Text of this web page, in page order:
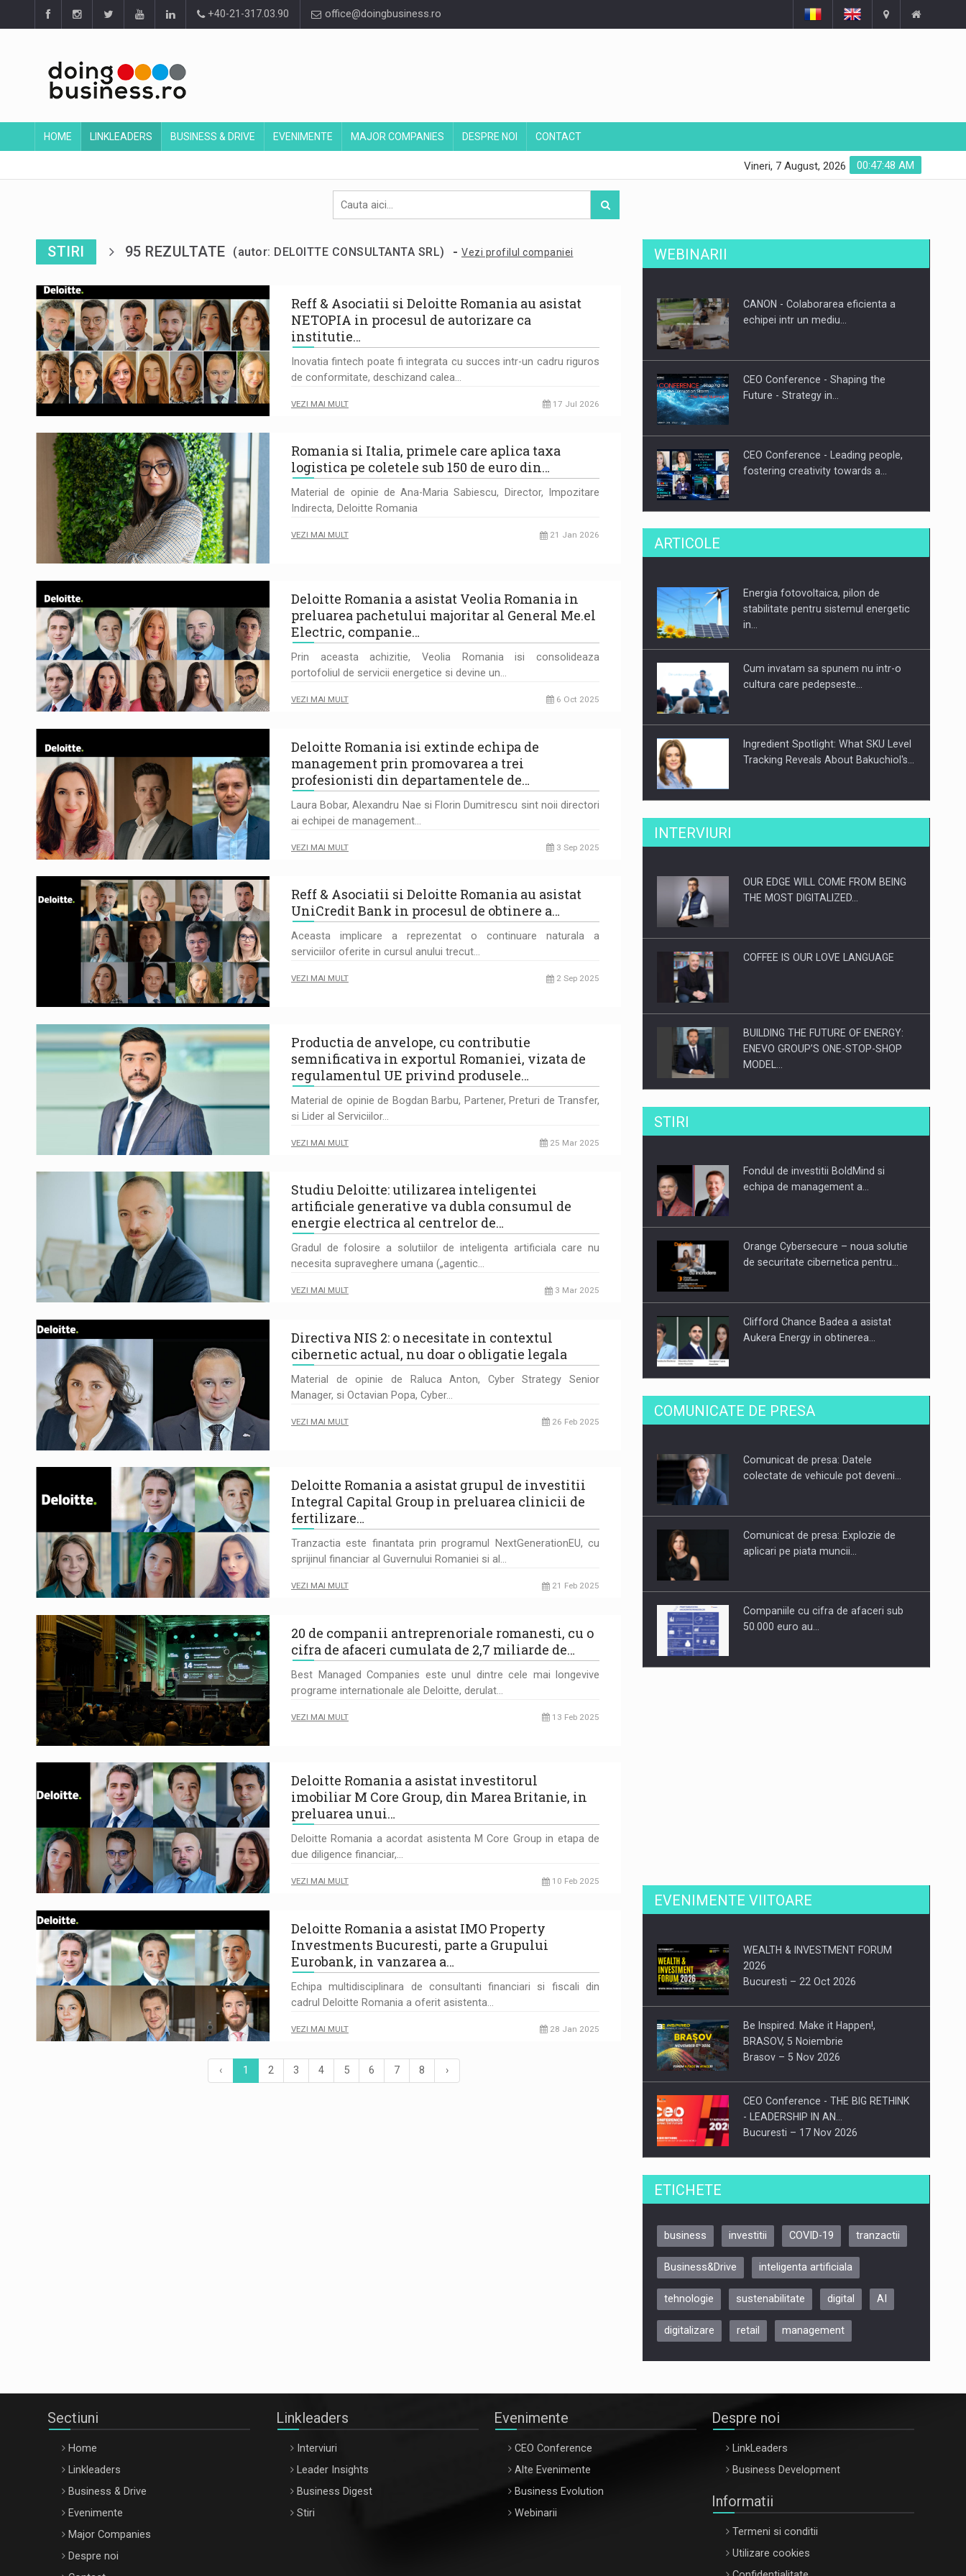
+40-21-317.03.90 office@doingbusiness.ro
HOME LINKLEADERS BUSINESS & DRIVE EVENIMENTE MAJOR COMPANIES DESPRE NOI CONTACT
00:47:48 AM
Vineri, 7 August, 2026
STIRI 95 REZULTATE (autor: DELOITTE CONSULTANTA SRL) - Vezi profilul companiei
Reff & Asociatii si Deloitte Romania au asistat
NETOPIA in procesul de autorizare ca
institutie…
Inovatia fintech poate fi integrata cu succes intr-un cadru riguros
de conformitate, deschizand calea…
VEZI MAI MULT 17 Jul 2026
Romania si Italia, primele care aplica taxa
logistica pe coletele sub 150 de euro din…
Material de opinie de Ana-Maria Sabiescu, Director, Impozitare
Indirecta, Deloitte Romania
VEZI MAI MULT 21 Jan 2026
Deloitte Romania a asistat Veolia Romania in
preluarea pachetului majoritar al General Me.el
Electric, companie…
Prin aceasta achizitie, Veolia Romania isi consolideaza
portofoliul de servicii energetice si devine un…
VEZI MAI MULT 6 Oct 2025
Deloitte Romania isi extinde echipa de
management prin promovarea a trei
profesionisti din departamentele de…
Laura Bobar, Alexandru Nae si Florin Dumitrescu sint noii directori
ai echipei de management…
VEZI MAI MULT 3 Sep 2025
Reff & Asociatii si Deloitte Romania au asistat
UniCredit Bank in procesul de obtinere a…
Aceasta implicare a reprezentat o continuare naturala a
serviciilor oferite in cursul anului trecut…
VEZI MAI MULT 2 Sep 2025
Productia de anvelope, cu contributie
semnificativa in exportul Romaniei, vizata de
regulamentul UE privind produsele…
Material de opinie de Bogdan Barbu, Partener, Preturi de Transfer,
si Lider al Serviciilor…
VEZI MAI MULT 25 Mar 2025
Studiu Deloitte: utilizarea inteligentei
artificiale generative va dubla consumul de
energie electrica al centrelor de…
Gradul de folosire a solutiilor de inteligenta artificiala care nu
necesita supraveghere umana („agentic…
VEZI MAI MULT 3 Mar 2025
Directiva NIS 2: o necesitate in contextul
cibernetic actual, nu doar o obligatie legala
Material de opinie de Raluca Anton, Cyber Strategy Senior
Manager, si Octavian Popa, Cyber…
VEZI MAI MULT 26 Feb 2025
Deloitte Romania a asistat grupul de investitii
Integral Capital Group in preluarea clinicii de
fertilizare…
Tranzactia este finantata prin programul NextGenerationEU, cu
sprijinul financiar al Guvernului Romaniei si al…
VEZI MAI MULT 21 Feb 2025
20 de companii antreprenoriale romanesti, cu o
cifra de afaceri cumulata de 2,7 miliarde de…
Best Managed Companies este unul dintre cele mai longevive
programe internationale ale Deloitte, derulat…
VEZI MAI MULT 13 Feb 2025
Deloitte Romania a asistat investitorul
imobiliar M Core Group, din Marea Britanie, in
preluarea unui…
Deloitte Romania a acordat asistenta M Core Group in etapa de
due diligence financiar,…
VEZI MAI MULT 10 Feb 2025
Deloitte Romania a asistat IMO Property
Investments Bucuresti, parte a Grupului
Eurobank, in vanzarea a…
Echipa multidisciplinara de consultanti financiari si fiscali din
cadrul Deloitte Romania a oferit asistenta…
VEZI MAI MULT 28 Jan 2025
‹ 1 2 3 4 5 6 7 8 ›
WEBINARII
CANON - Colaborarea eficienta a
echipei intr un mediu…
CEO Conference - Shaping the
Future - Strategy in…
CEO Conference - Leading people,
fostering creativity towards a…
CEO Conference - Shaping The
Webinar - Business Evolution-
RETHINK STRATEGY-Finantare
ARTICOLE
Energia fotovoltaica, pilon de
stabilitate pentru sistemul energetic
in…
Cum invatam sa spunem nu intr-o
cultura care pedepseste…
Ingredient Spotlight: What SKU Level
Tracking Reveals About Bakuchiol's…
Producatorii si comerciantii care nu
Proteinmaxxing and the Future of
INTERVIURI
OUR EDGE WILL COME FROM BEING
THE MOST DIGITALIZED…
COFFEE IS OUR LOVE LANGUAGE
BUILDING THE FUTURE OF ENERGY:
ENEVO GROUP’S ONE-STOP-SHOP
MODEL…
ROOTED IN ROMANIA, BUILT TO
PUTTING ROMANIAN CORPORATE
STIRI
Fondul de investitii BoldMind si
echipa de management a…
Orange Cybersecure – noua solutie
de securitate cibernetica pentru…
Clifford Chance Badea a asistat
Aukera Energy in obtinerea…
SAPTE PERSONALITATI DIN MEDIUL
DE AFACERI, ACADEMIC SI
Hard Enduro Piatra Craiului 2026,
COMUNICATE DE PRESA
Comunicat de presa: Datele
colectate de vehicule pot deveni…
Comunicat de presa: Explozie de
aplicari pe piata muncii…
Companiile cu cifra de afaceri sub
50.000 euro au…
EVENIMENTE VIITOARE
WEALTH & INVESTMENT FORUM
2026
Bucuresti – 22 Oct 2026
Be Inspired. Make it Happen!,
BRASOV, 5 Noiembrie
Brasov – 5 Nov 2026
CEO Conference - THE BIG RETHINK
- LEADERSHIP IN AN…
Bucuresti – 17 Nov 2026
Be Inspired. Make it Happen!, CLUJ, 9
ARTEMIS LETO, ORADEA, 8
Oradea – 8 Oct 2026
ETICHETE
business investitii COVID-19 tranzactii
Business&Drive inteligenta artificiala
tehnologie sustenabilitate digital AI
digitalizare retail management
Sectiuni
Home
Linkleaders
Business & Drive
Evenimente
Major Companies
Despre noi
Linkleaders
Interviuri
Leader Insights
Business Digest
Stiri
Evenimente
CEO Conference
Alte Evenimente
Business Evolution
Webinarii
Despre noi
LinkLeaders
Business Development
Informatii
Termeni si conditii
Utilizare cookies